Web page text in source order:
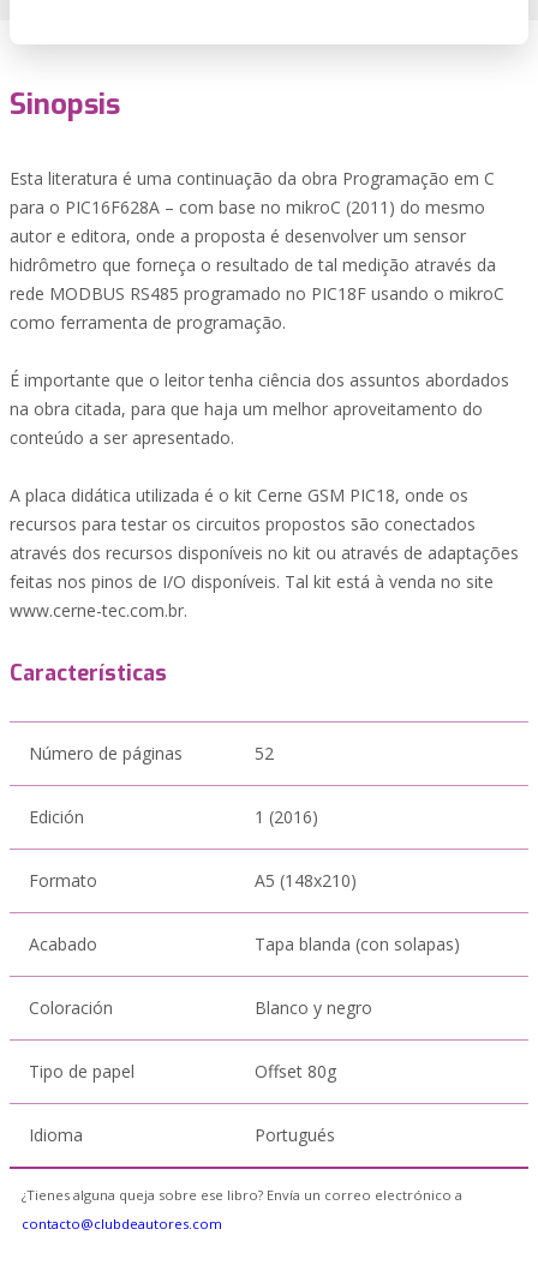
Sinopsis
Esta literatura é uma continuação da obra Programação em C
para o PIC16F628A – com base no mikroC (2011) do mesmo
autor e editora, onde a proposta é desenvolver um sensor
hidrômetro que forneça o resultado de tal medição através da
rede MODBUS RS485 programado no PIC18F usando o mikroC
como ferramenta de programação.
É importante que o leitor tenha ciência dos assuntos abordados
na obra citada, para que haja um melhor aproveitamento do
conteúdo a ser apresentado.
A placa didática utilizada é o kit Cerne GSM PIC18, onde os
recursos para testar os circuitos propostos são conectados
através dos recursos disponíveis no kit ou através de adaptações
feitas nos pinos de I/O disponíveis. Tal kit está à venda no site
www.cerne-tec.com.br.
Características
Número de páginas 52
Edición 1 (2016)
Formato A5 (148x210)
Acabado Tapa blanda (con solapas)
Coloración Blanco y negro
Tipo de papel Offset 80g
Idioma Portugués
¿Tienes alguna queja sobre ese libro? Envía un correo electrónico a
contacto@clubdeautores.com